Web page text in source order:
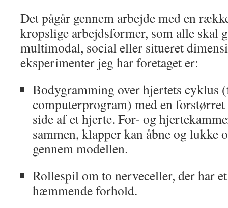
Det pågår gennem arbejde med en
kropslige arbejdsformer, som alle skal
multimodal, social eller situeret
eksperimenter jeg har foretaget er:
Bodygramming over hjertets cyklus
computerprogram) med en
side af et hjerte. For- og
sammen, klapper kan åbne og lukke
gennem modellen.
Rollespil om to nerveceller, der har
hæmmende forhold.